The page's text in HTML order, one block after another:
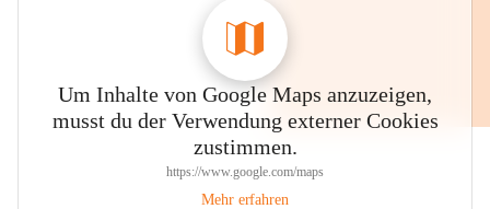
Sehr geehrte Damen und Herren!
Um Inhalte von Google Maps anzuzeigen,
musst du der Verwendung externer Cookies
zustimmen.
https://www.google.com/maps
Mehr erfahren